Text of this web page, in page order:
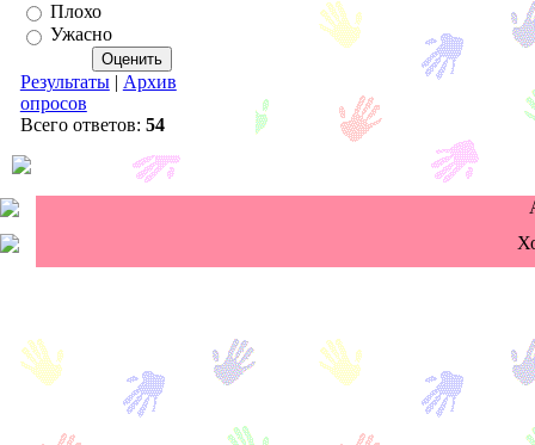
Плохо
Ужасно
Результаты| Архив
опросов
Всего ответов: 54